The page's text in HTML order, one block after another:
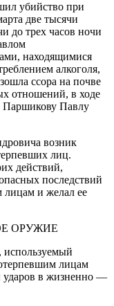
убийство при
две тысячи
до трех часов ночи
находящимися
алкоголя,
ссора на почве
отношений, в ходе
Паршикову Павлу
возник
лиц.
действий,
последствий
лицам и желал ее
ОРУЖИЕ
используемый
лицам
ударов в жизненно —